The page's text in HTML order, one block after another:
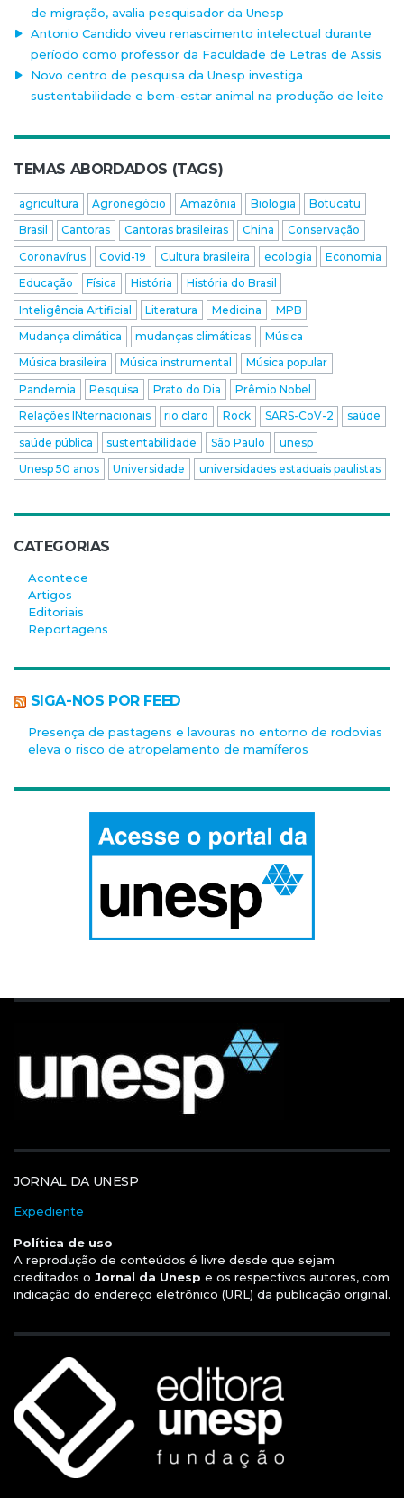
de migração, avalia pesquisador da Unesp
Antonio Candido viveu renascimento intelectual durante
período como professor da Faculdade de Letras de Assis
Novo centro de pesquisa da Unesp investiga
sustentabilidade e bem-estar animal na produção de leite
TEMAS ABORDADOS (TAGS)
agricultura Agronegócio Amazônia Biologia
Botucatu
Brasil
Cantoras Cantoras brasileiras China
Conservação
Coronavírus
Covid-19 Cultura brasileira ecologia
Economia
Educação
Física História
História do Brasil
Inteligência Artificial
Literatura Medicina
MPB
Mudança climática
mudanças climáticas
Música
Música brasileira
Música instrumental
Música popular
Pandemia
Pesquisa Prato do Dia
Prêmio Nobel
Relações INternacionais
rio claro Rock SARS-CoV-2
saúde
saúde pública
sustentabilidade São Paulo
unesp
Unesp 50 anos
Universidade universidades estaduais paulistas
CATEGORIAS
Acontece
Artigos
Editoriais
Reportagens
SIGA-NOS POR FEED
Presença de pastagens e lavouras no entorno de rodovias
eleva o risco de atropelamento de mamíferos
JORNAL DA UNESP
Expediente
Política de uso
A reprodução de conteúdos é livre desde que sejam
creditados o Jornal da Unesp e os respectivos autores, com
indicação do endereço eletrônico (URL) da publicação original.